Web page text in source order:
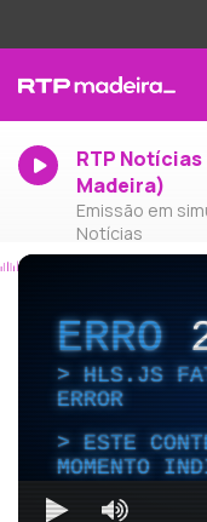
RTP Notícias
Madeira)
Emissão em
Notícias
ERRO
HLS.JS
ERROR
ESTE
MOMENTO